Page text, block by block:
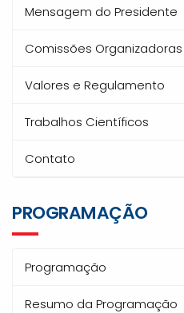
Mensagem do Presidente
Comissões Organizadoras
Valores e Regulamento
Trabalhos Científicos
Contato
PROGRAMAÇÃO
Programação
Resumo da Programação